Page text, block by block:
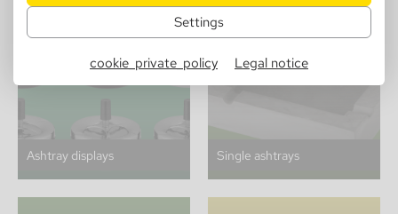
Settings
cookie_private_policy Legal notice
Ashtray displays Single ashtrays